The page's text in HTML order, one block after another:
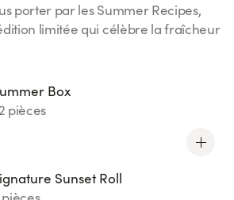
porter par les Summer Recipes,
limitée qui célèbre la fraîcheur
Découvrez des associations
vos envies d’évasion.
Box
pièces
Sunset Roll